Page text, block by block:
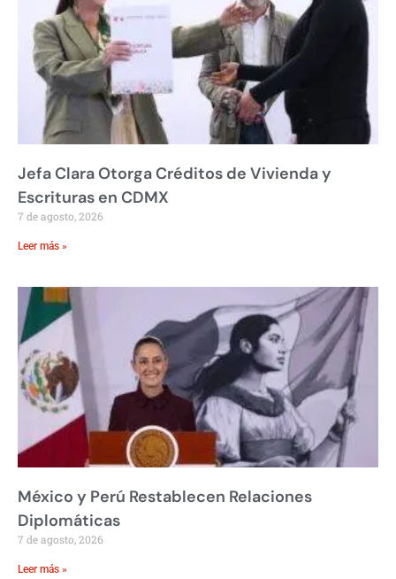
Jefa Clara Otorga Créditos de Vivienda y
Escrituras en CDMX
7 de agosto, 2026
Leer más »
México y Perú Restablecen Relaciones
Diplomáticas
7 de agosto, 2026
Leer más »